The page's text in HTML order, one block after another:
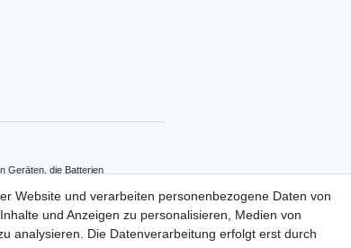
Geräten, die Batterien
Sie können Altbatterien,
an unserem Versandlager
haben folgende Bedeutung:
den Hausmüll gegeben
Website und verarbeiten personenbezogene Daten von
und Anzeigen zu personalisieren, Medien von
analysieren. Die Datenverarbeitung erfolgt erst durch